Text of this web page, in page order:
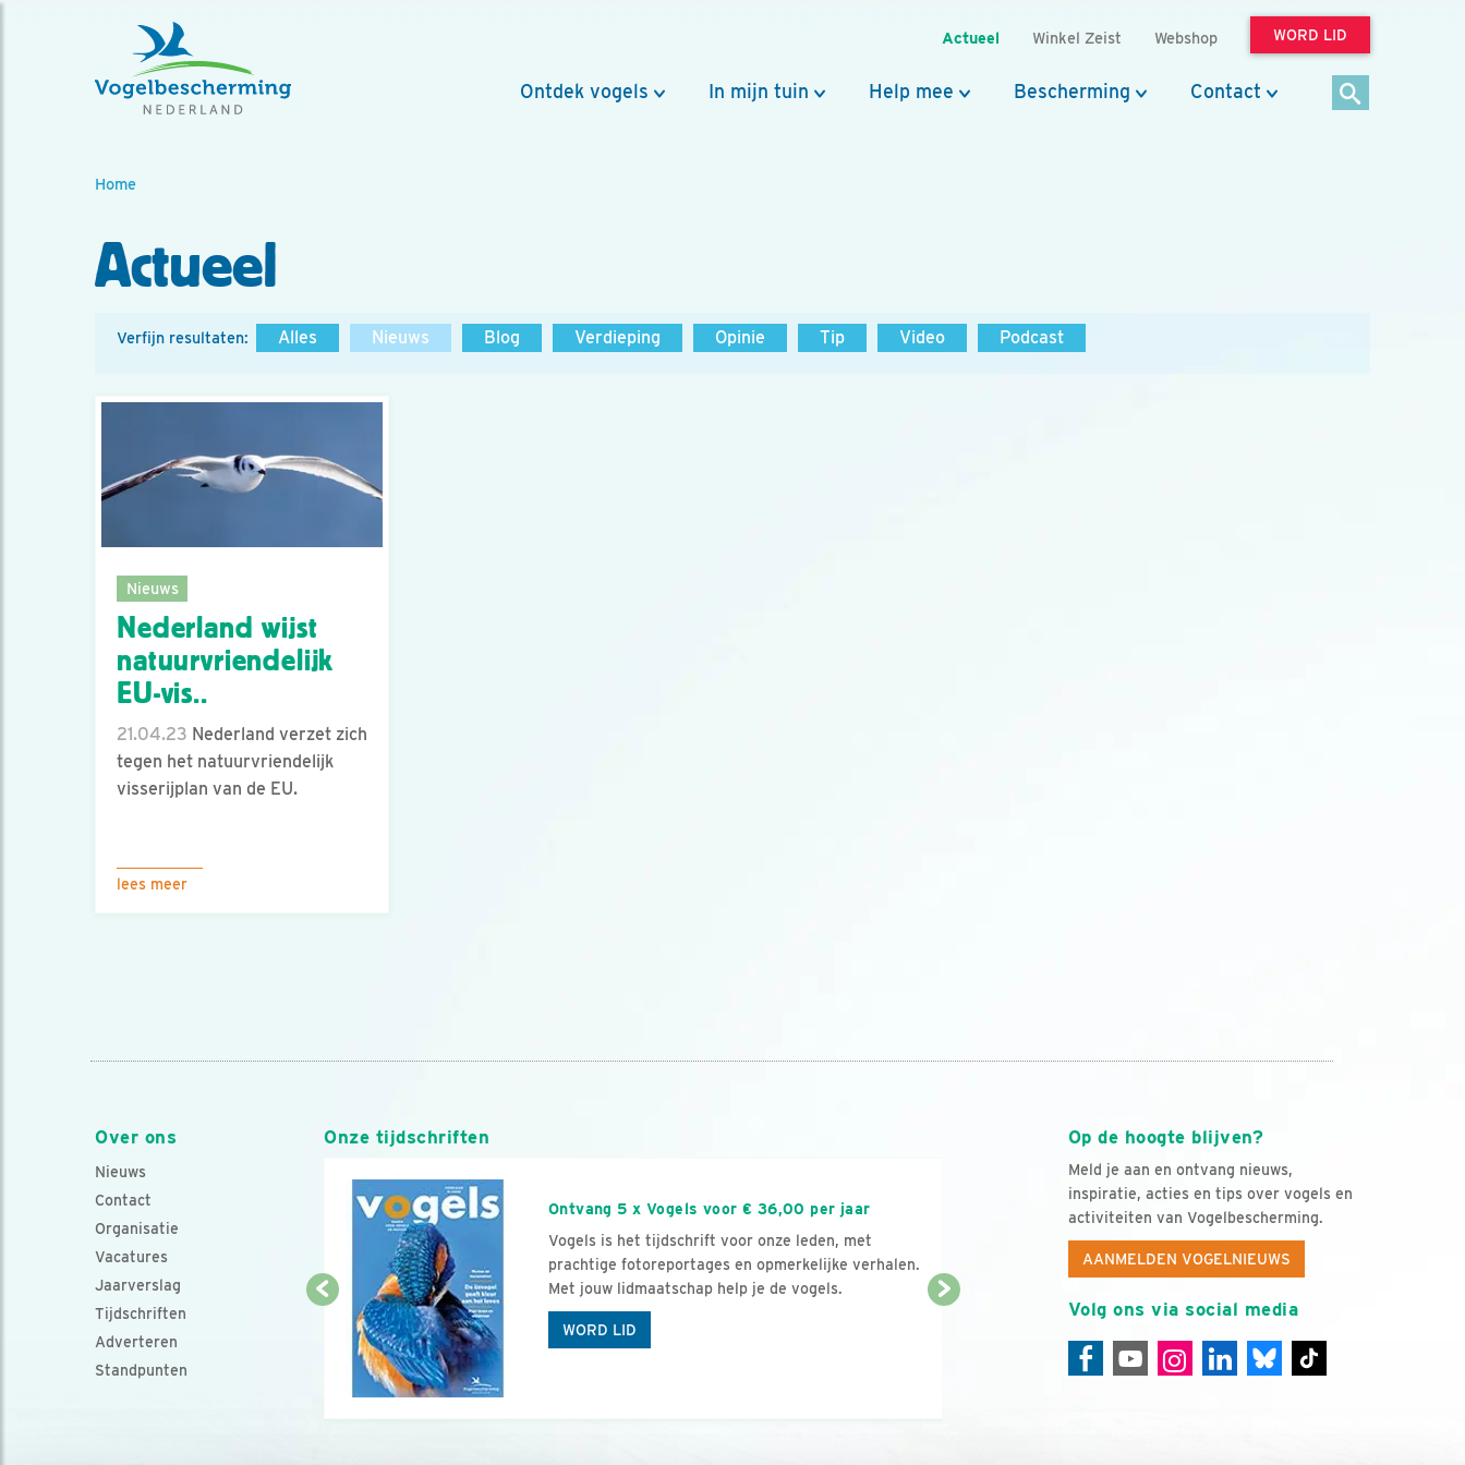
Actueel Winkel Zeist Webshop WORD LID
Ontdek vogels In mijn tuin Help mee Bescherming Contact
Home
Actueel
Verfijn resultaten: Alles Nieuws Blog Verdieping Opinie Tip Video Podcast
Nieuws
Nederland wijst
natuurvriendelijk
EU-vis..
21.04.23 Nederland verzet zich
tegen het natuurvriendelijk
visserijplan van de EU.
lees meer
Over ons
Nieuws
Contact
Organisatie
Vacatures
Jaarverslag
Tijdschriften
Adverteren
Standpunten
Op de hoogte blijven?
Meld je aan en ontvang nieuws,
inspiratie, acties en tips over vogels en
activiteiten van Vogelbescherming.
AANMELDEN VOGELNIEUWS
Volg ons via social media
Onze tijdschriften
Ontvang 5 x Vogels voor € 36,00 per jaar
Vogels is het tijdschrift voor onze leden, met
prachtige fotoreportages en opmerkelijke verhalen.
Met jouw lidmaatschap help je de vogels.
WORD LID